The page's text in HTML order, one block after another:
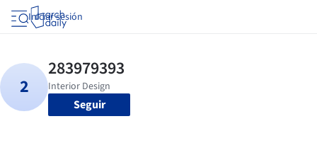
Iniciar sesión
Seguir